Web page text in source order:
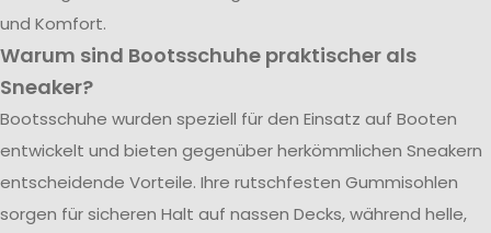
und Komfort.
Warum sind Bootsschuhe praktischer als
Sneaker?
Bootsschuhe wurden speziell für den Einsatz auf Booten
entwickelt und bieten gegenüber herkömmlichen Sneakern
entscheidende Vorteile. Ihre rutschfesten Gummisohlen
sorgen für sicheren Halt auf nassen Decks, während helle,